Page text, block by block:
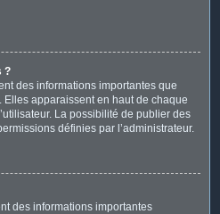
?
des informations importantes que
apparaissent en haut de chaque
La possibilité de publier des
définies par l’administrateur.
des informations importantes